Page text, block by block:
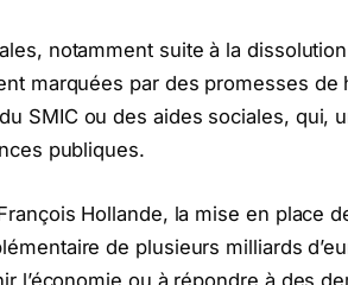
notamment suite à la
marquées par des promesses de
SMIC ou des aides sociales,
publiques.
Hollande, la mise en place
de plusieurs milliards
l’économie ou à répondre à des